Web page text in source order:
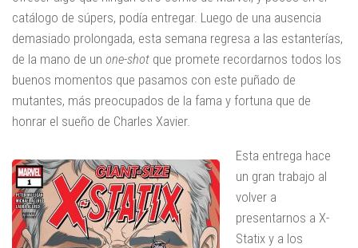
catálogo de súpers, podía entregar. Luego de una ausencia
demasiado prolongada, esta semana regresa a las estanterías,
de la mano de un one-shot que promete recordarnos todos los
buenos momentos que pasamos con este puñado de
mutantes, más preocupados de la fama y fortuna que de
honrar el sueño de Charles Xavier.
Esta entrega hace
un gran trabajo al
volver a
presentarnos a X-
Statix ​​y a los